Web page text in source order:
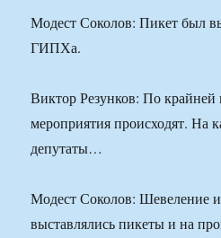
Модест Соколов: Пикет был
ГИПХа.
Виктор Резунков: По крайней
мероприятия происходят. На
депутаты…
Модест Соколов: Шевеление
выставлялись пикеты и на